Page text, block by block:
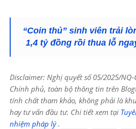
“Coin thủ” sinh viên trải
1,4 tỷ đồng rồi thua lỗ
Disclaimer: Nghị quyết số 05/2025/
Chính phủ, toàn bộ thông tin trên
tính chất tham khảo, không phải là
hay tư vấn đầu tư. Chi tiết xem tại
nhiệm pháp lý.